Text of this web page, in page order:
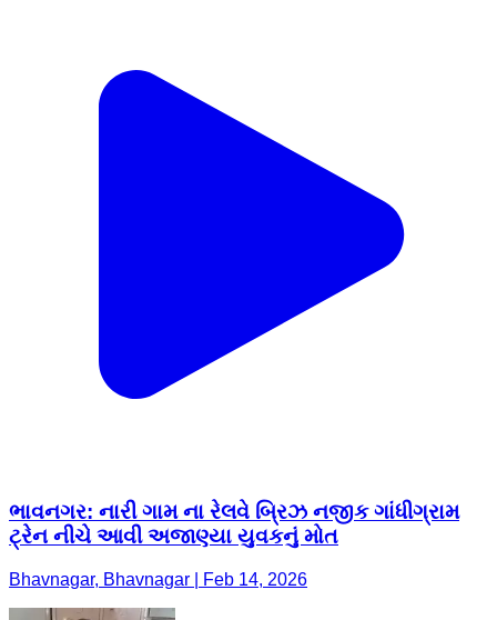
ભાવનગર: નારી ગામ ના રેલવે બ્રિઝ નજીક ગાંધીગ્રામ
ટ્રેન નીચે આવી અજાણ્યા યુવકનું મોત
Bhavnagar, Bhavnagar | Feb 14, 2026